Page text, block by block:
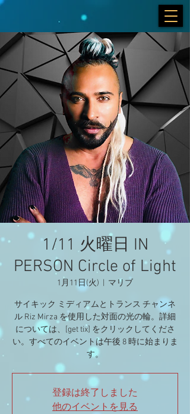
1/11 火曜日 IN
PERSON Circle of Light
1月11日(火) マリブ
サイキック ミディアムとトランス チャンネ
ル Riz Mirza を使用した対面の光の輪。詳細
については、[get tix] をクリックしてくださ
い。すべてのイベントは午後 8 時に始まりま
す。
登録は終了しました
他のイベントを見る